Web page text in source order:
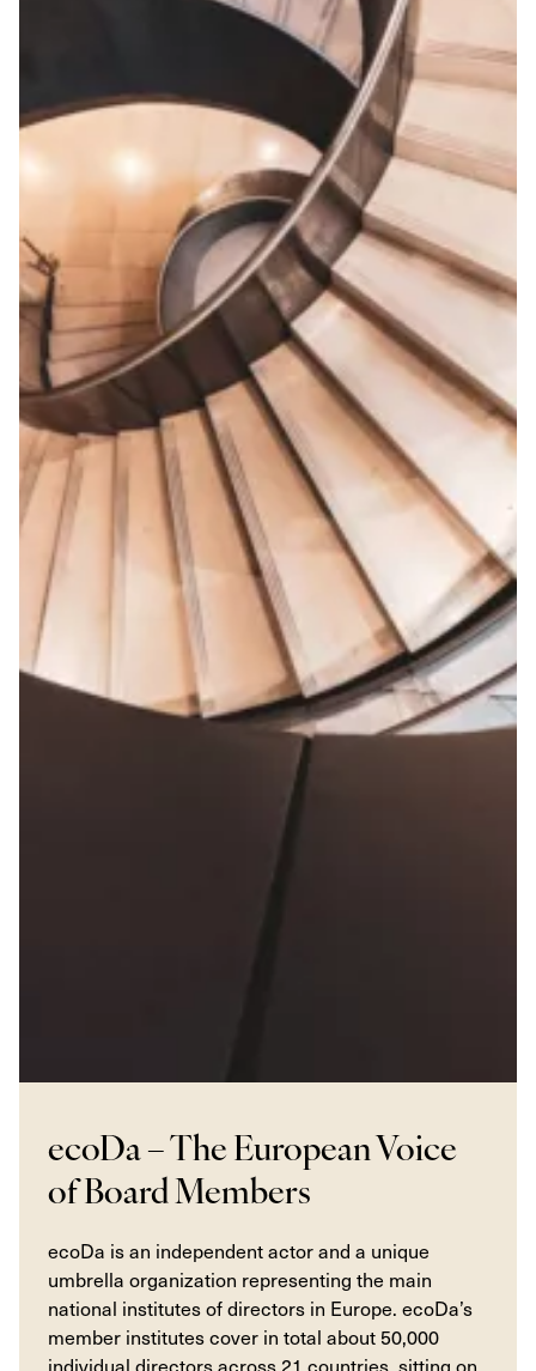
ecoDa – The European Voice
of Board Members
ecoDa is an independent actor and a unique
umbrella organization representing the main
national institutes of directors in Europe. ecoDa’s
member institutes cover in total about 50,000